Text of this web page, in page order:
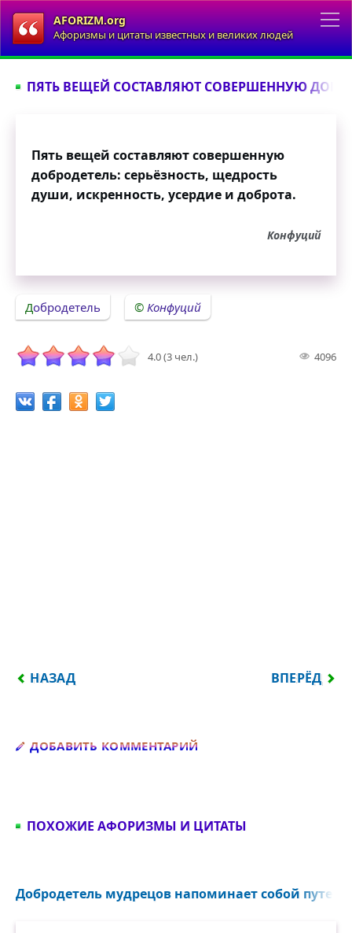
AFORIZM.org
Афоризмы и цитаты известных и великих людей
ПЯТЬ ВЕЩЕЙ СОСТАВЛЯЮТ СОВЕРШЕННУЮ
Пять вещей составляют совершенную
добродетель: серьёзность, щедрость
души, искренность, усердие и доброта.
Конфуций
Добродетель Конфуций
4.0 (3 чел.) 4096
ПРЕДЫДУЩИЙ: ТОГО, КТО НЕ ЗАДУМЫВАЕТСЯ О
НАЗАД ВПЕРЁД
ДОБАВИТЬ КОММЕНТАРИЙ
ПОХОЖИЕ АФОРИЗМЫ И ЦИТАТЫ
Добродетель мудрецов напоминает собой